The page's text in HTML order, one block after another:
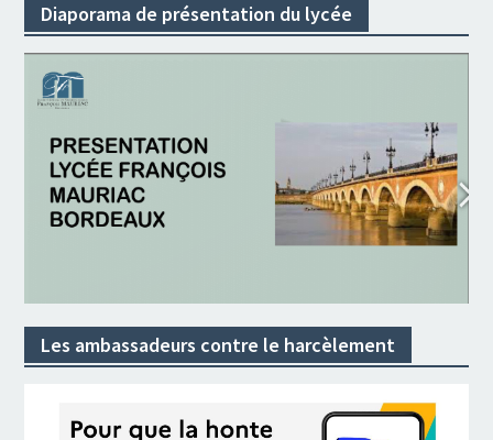
Diaporama de présentation du lycée
Les ambassadeurs contre le harcèlement